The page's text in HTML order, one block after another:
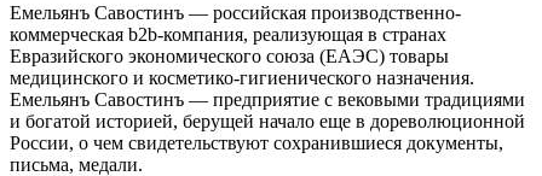
Емельянъ Савостинъ — российская производственно-
коммерческая b2b-компания, реализующая в странах
Евразийского экономического союза (ЕАЭС) товары
медицинского и косметико-гигиенического назначения.
Емельянъ Савостинъ — предприятие с вековыми традициями
и богатой историей, берущей начало еще в дореволюционной
России, о чем свидетельствуют сохранившиеся документы,
письма, медали.